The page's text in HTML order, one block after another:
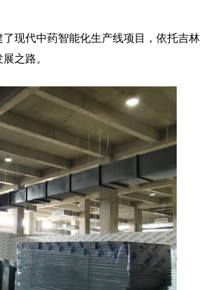
现代中药智能化生产线项目，依托吉林
之路。